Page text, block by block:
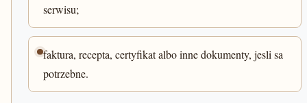
serwisu;
faktura, recepta, certyfikat albo inne dokumenty, jesli sa
potrzebne.